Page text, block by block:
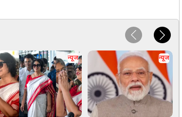
न्यूज न्यूज